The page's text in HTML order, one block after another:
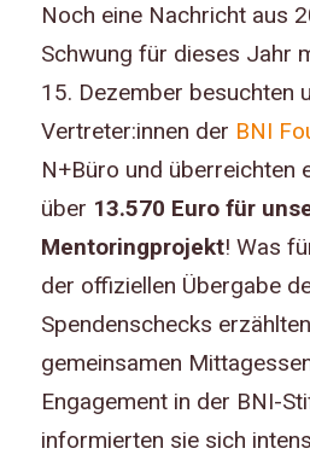
Noch eine Nachricht aus
Schwung für dieses Jahr
15. Dezember besuchten
Vertreter:innen der BNI
N+Büro und überreichten
über 13.570 Euro für
Mentoringprojekt! Was
der offiziellen Übergabe
Spendenschecks
gemeinsamen
Engagement in der BNI-
informierten sie sich